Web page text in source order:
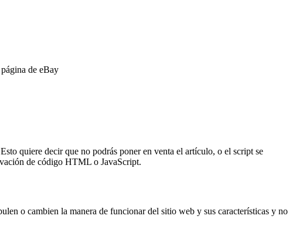
de eBay
quiere decir que no podrás poner en venta el artículo, o el script se
de código HTML o JavaScript.
o cambien la manera de funcionar del sitio web y sus características y no